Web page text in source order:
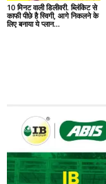
10 मिनट वाली डिलीवरी. ब्लिंकिट से
काफी पीछे है स्विगी, आगे निकलने के
लिए बनाया ये प्लान…